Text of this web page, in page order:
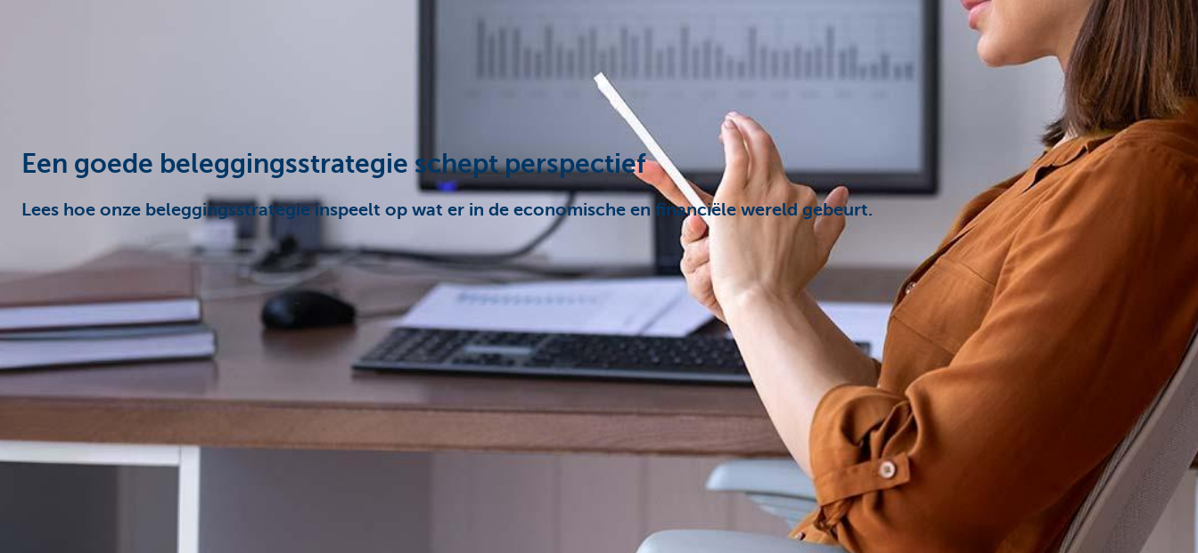
Een goede beleggingsstrategie schept perspectief
Lees hoe onze beleggingsstrategie inspeelt op wat er in de economische en financiële wereld gebeurt.